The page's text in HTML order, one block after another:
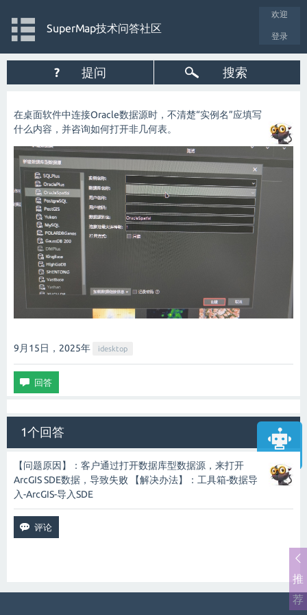
欢迎
登录
SuperMap技术问答社区
? 提问 搜索
在桌面软件中连接Oracle数据源时，不清楚“实例名”应填写
什么内容，并咨询如何打开非几何表。
9月15日，2025年 idesktop
1个回答
【问题原因】：客户通过打开数据库型数据源，来打开
ArcGIS SDE数据，导致失败 【解决办法】：工具箱-数据导
入-ArcGIS-导入SDE